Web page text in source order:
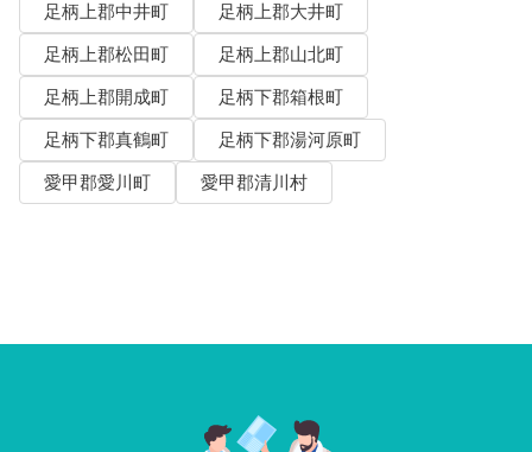
足柄上郡中井町
足柄上郡大井町
足柄上郡松田町
足柄上郡山北町
足柄上郡開成町
足柄下郡箱根町
足柄下郡真鶴町
足柄下郡湯河原町
愛甲郡愛川町
愛甲郡清川村